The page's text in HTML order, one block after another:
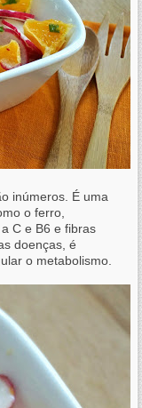
inúmeros. É uma
o ferro,
C e B6 e fibras
doenças, é
o metabolismo.